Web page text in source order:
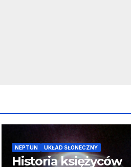
NEPTUN UKŁAD SŁONECZNY
Historia księżyców